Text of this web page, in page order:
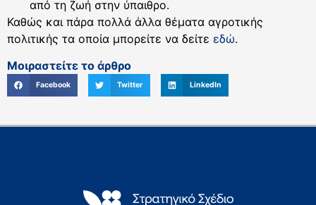
από τη ζωή στην ύπαιθρο.
Καθώς και πάρα πολλά άλλα θέματα αγροτικής
πολιτικής τα οποία μπορείτε να δείτε εδώ.
Μοιραστείτε το άρθρο
Facebook Twitter LinkedIn